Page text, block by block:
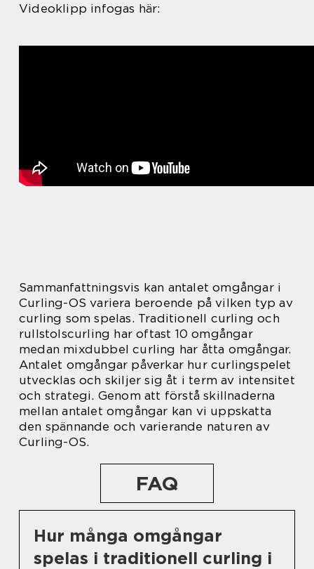
Videoklipp infogas här:
Sammanfattningsvis kan antalet omgångar i
Curling-OS variera beroende på vilken typ av
curling som spelas. Traditionell curling och
rullstolscurling har oftast 10 omgångar
medan mixdubbel curling har åtta omgångar.
Antalet omgångar påverkar hur curlingspelet
utvecklas och skiljer sig åt i term av intensitet
och strategi. Genom att förstå skillnaderna
mellan antalet omgångar kan vi uppskatta
den spännande och varierande naturen av
Curling-OS.
FAQ
Hur många omgångar
spelas i traditionell curling i